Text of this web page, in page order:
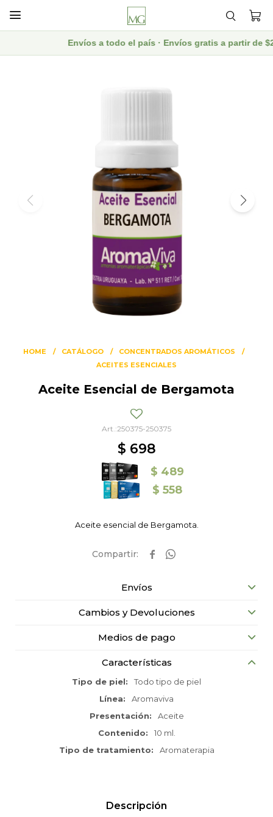

Envíos a todo el país · Envíos gratis a partir de
HOME CATÁLOGO
CONCENTRADOS AROMÁTICOS
ACEITES ESENCIALES
Aceite Esencial de Bergamota
250375-250375
$ 698
$ 489
$ 558
Aceite esencial de Bergamota.
 
Envíos
Cambios y Devoluciones
Medios de pago
Características
Tipo de piel
Todo tipo de piel
Línea
Aromaviva
Presentación
Aceite
Contenido
10 ml.
Tipo de tratamiento
Aromaterapia
Descripción